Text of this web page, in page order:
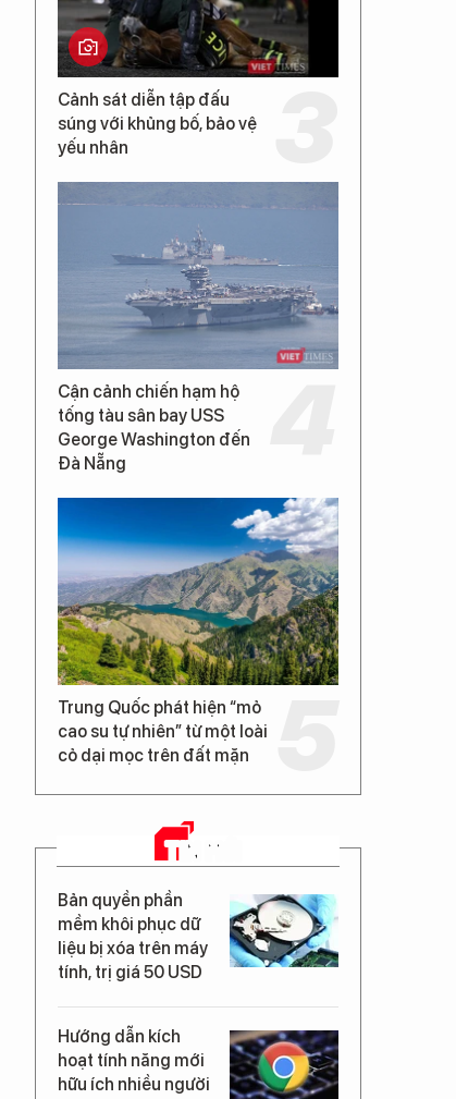
Cảnh sát diễn tập đấu
súng với khủng bố, bảo vệ
yếu nhân
Cận cảnh chiến hạm hộ
tống tàu sân bay USS
George Washington đến
Đà Nẵng
Trung Quốc phát hiện “mỏ
cao su tự nhiên” từ một loài
cỏ dại mọc trên đất mặn
TIN MỚI
Bản quyền phần
mềm khôi phục dữ
liệu bị xóa trên máy
tính, trị giá 50 USD
Hướng dẫn kích
hoạt tính năng mới
hữu ích nhiều người